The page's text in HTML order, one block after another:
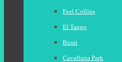
Feel Collins
El Tango
Bussi
Cavalluna Park